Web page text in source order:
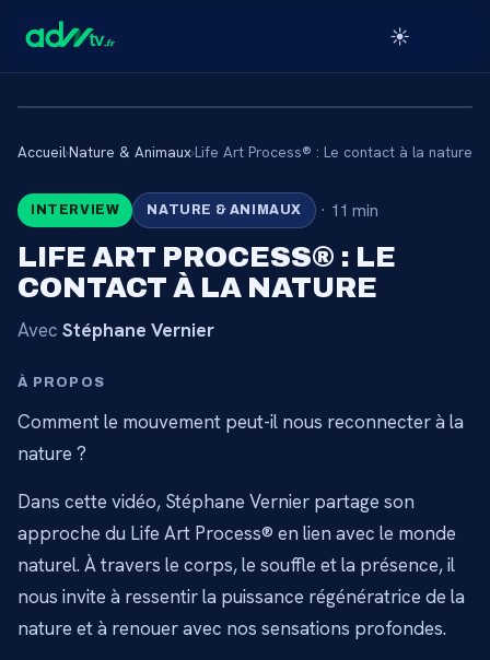
☀️
CONTENU RÉSERVÉ AUX
ABONNÉS
abonnez-vous pour accéder au catalogue.
Accueil›Nature & Animaux›Life Art Process® : Le contact à la nature
INTERVIEW NATURE & ANIMAUX · 11 min
LIFE ART PROCESS® : LE
CONTACT À LA NATURE
Avec Stéphane Vernier
À PROPOS
Comment le mouvement peut-il nous reconnecter à la
nature ?
Dans cette vidéo, Stéphane Vernier partage son
approche du Life Art Process® en lien avec le monde
naturel. À travers le corps, le souffle et la présence, il
nous invite à ressentir la puissance régénératrice de la
nature et à renouer avec nos sensations profondes.